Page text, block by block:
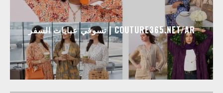
تسوقي عبايات السفر | COUTURE365.NET/AR